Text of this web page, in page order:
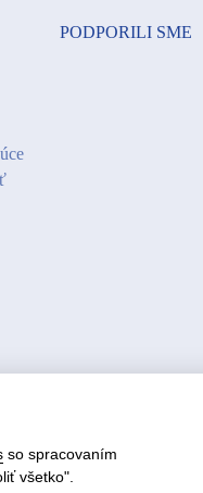
PODPORILI SME
so spracovaním
všetko".